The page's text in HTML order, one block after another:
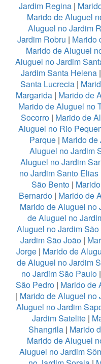
Jardim Regina |
Marido de Aluguel
Aluguel no Jardim
Jardim Robru | Marido
Marido de Aluguel
Aluguel no Jardim
Jardim Santa Helena |
Santa Lucrecia|
Margarida | Marido de
Marido de Aluguel no
Socorro | Marido de
Aluguel no Rio
Parque | Marido
Aluguel no Jardim
Aluguel no Jardim
no Jardim Santo Elias
São Bento |
Bernardo | Marido de
Marido de Aluguel no
de Aluguel no
Aluguel no Jardim São
Jardim São João|
Jorge | Marido de
de Aluguel no Jardim
no Jardim São Paulo|
São Pedro | Marido de
| Marido de Aluguel no
Aluguel no Jardim
Jardim Satelite |
Shangrila| Marido
Marido de Aluguel
Aluguel no Jardim